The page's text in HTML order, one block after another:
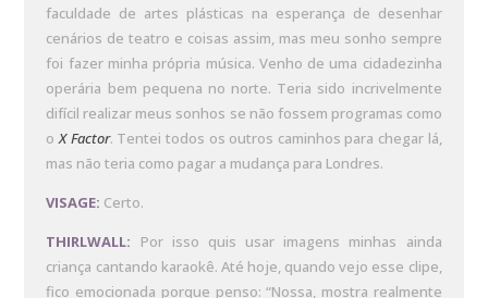
faculdade de artes plásticas na esperança de desenhar
cenários de teatro e coisas assim, mas meu sonho sempre
foi fazer minha própria música. Venho de uma cidadezinha
operária bem pequena no norte. Teria sido incrivelmente
difícil realizar meus sonhos se não fossem programas como
oX Factor. Tentei todos os outros caminhos para chegar lá,
mas não teria como pagar a mudança para Londres.
VISAGE: Certo.
THIRLWALL: Por isso quis usar imagens minhas ainda
criança cantando karaokê. Até hoje, quando vejo esse clipe,
fico emocionada porque penso: “Nossa, mostra realmente